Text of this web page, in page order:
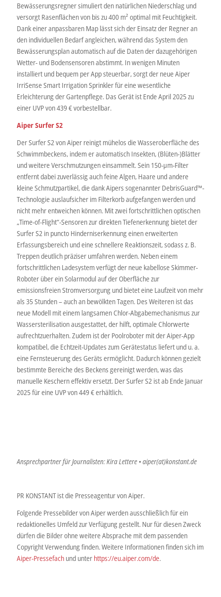
Bewässerungsregner simuliert den natürlichen Niederschlag und
versorgt Rasenflächen von bis zu 400 m² optimal mit Feuchtigkeit.
Dank einer anpassbaren Map lässt sich der Einsatz der Regner an
den individuellen Bedarf angleichen, während das System den
Bewässerungsplan automatisch auf die Daten der dazugehörigen
Wetter- und Bodensensoren abstimmt. In wenigen Minuten
installiert und bequem per App steuerbar, sorgt der neue Aiper
IrriSense Smart Irrigation Sprinkler für eine wesentliche
Erleichterung der Gartenpflege. Das Gerät ist Ende April 2025 zu
einer UVP von 439 € vorbestellbar.
Aiper Surfer S2
Der Surfer S2 von Aiper reinigt mühelos die Wasseroberfläche des
Schwimmbeckens, indem er automatisch Insekten, (Blüten-)Blätter
und weitere Verschmutzungen einsammelt. Sein 150-μm-Filter
entfernt dabei zuverlässig auch feine Algen, Haare und andere
kleine Schmutzpartikel, die dank Aipers sogenannter DebrisGuard™-
Technologie auslaufsicher im Filterkorb aufgefangen werden und
nicht mehr entweichen können. Mit zwei fortschrittlichen optischen
„Time-of-Flight“-Sensoren zur direkten Tiefenerkennung bietet der
Surfer S2 in puncto Hinderniserkennung einen erweiterten
Erfassungsbereich und eine schnellere Reaktionszeit, sodass z. B.
Treppen deutlich präziser umfahren werden. Neben einem
fortschrittlichen Ladesystem verfügt der neue kabellose Skimmer-
Roboter über ein Solarmodul auf der Oberfläche zur
emissionsfreien Stromversorgung und bietet eine Laufzeit von mehr
als 35 Stunden – auch an bewölkten Tagen. Des Weiteren ist das
neue Modell mit einem langsamen Chlor-Abgabemechanismus zur
Wassersterilisation ausgestattet, der hilft, optimale Chlorwerte
aufrechtzuerhalten. Zudem ist der Poolroboter mit der Aiper-App
kompatibel, die Echtzeit-Updates zum Gerätestatus liefert und u. a.
eine Fernsteuerung des Geräts ermöglicht. Dadurch können gezielt
bestimmte Bereiche des Beckens gereinigt werden, was das
manuelle Keschern effektiv ersetzt. Der Surfer S2 ist ab Ende Januar
2025 für eine UVP von 449 € erhältlich.
Ansprechpartner für Journalisten: Kira Lettere • aiper(at)konstant.de
PR KONSTANT ist die Presseagentur von Aiper.
Folgende Pressebilder von Aiper werden ausschließlich für ein
redaktionelles Umfeld zur Verfügung gestellt. Nur für diesen Zweck
dürfen die Bilder ohne weitere Absprache mit dem passenden
Copyright Verwendung finden. Weitere Informationen finden sich im
Aiper-Pressefachund unter https://eu.aiper.com/de.